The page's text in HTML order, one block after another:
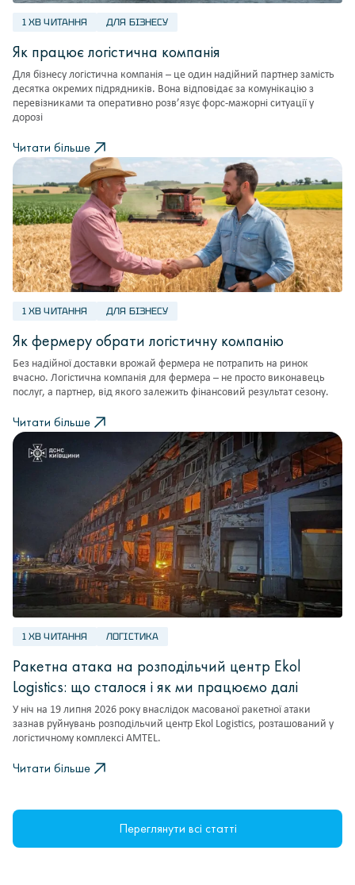
1 ХВ ЧИТАННЯ ДЛЯ БІЗНЕСУ
Як працює логістична компанія
Для бізнесу логістична компанія – це один надійний партнер замість
десятка окремих підрядників. Вона відповідає за комунікацію з
перевізниками та оперативно розв’язує форс-мажорні ситуації у
дорозі
Читати більше
1 ХВ ЧИТАННЯ ДЛЯ БІЗНЕСУ
Як фермеру обрати логістичну компанію
Без надійної доставки врожай фермера не потрапить на ринок
вчасно. Логістична компанія для фермера – не просто виконавець
послуг, а партнер, від якого залежить фінансовий результат сезону.
Читати більше
1 ХВ ЧИТАННЯ ЛОГІСТИКА
Ракетна атака на розподільчий центр Ekol
Logistics: що сталося і як ми працюємо далі
У ніч на 19 липня 2026 року внаслідок масованої ракетної атаки
зазнав руйнувань розподільчий центр Ekol Logistics, розташований у
логістичному комплексі AMTEL.
Читати більше
Переглянути всі статті